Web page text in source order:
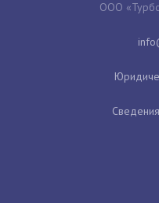
ООО